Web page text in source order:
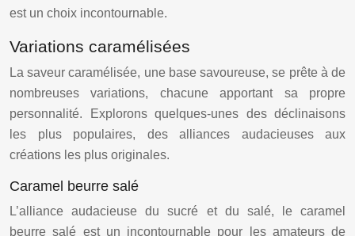
est un choix incontournable.
Variations caramélisées
La saveur caramélisée, une base savoureuse, se prête à de
nombreuses variations, chacune apportant sa propre
personnalité. Explorons quelques-unes des déclinaisons
les plus populaires, des alliances audacieuses aux
créations les plus originales.
Caramel beurre salé
L’alliance audacieuse du sucré et du salé, le caramel
beurre salé est un incontournable pour les amateurs de